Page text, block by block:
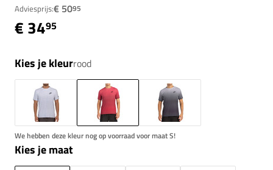
Adviesprijs:€ 5095
€ 3495
Kies je kleurrood
We hebben deze kleur nog op voorraad voor maat S!
Kies je maat